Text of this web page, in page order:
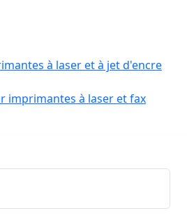
à laser et à jet d'encre
imprimantes à laser et fax